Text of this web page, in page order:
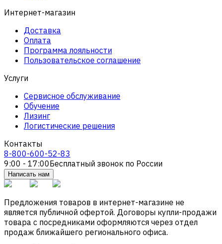
Интернет-магазин
Доставка
Оплата
Программа лояльности
Пользовательское соглашение
Услуги
Сервисное обслуживание
Обучение
Лизинг
Логистические решения
Контакты
8-800-600-52-83
9:00 - 17:00Бесплатный звонок по России
Написать нам
Предложения товаров в интернет-магазине не
является публичной офертой. Договоры купли-продажи
товара с посредниками оформляются через отдел
продаж ближайшего регионального офиса.